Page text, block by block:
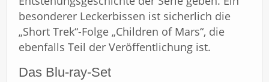
besonderer Leckerbissen ist sicherlich die
„Short Trek“-Folge „Children of Mars“, die
ebenfalls Teil der Veröffentlichung ist.
Das Blu-ray-Set